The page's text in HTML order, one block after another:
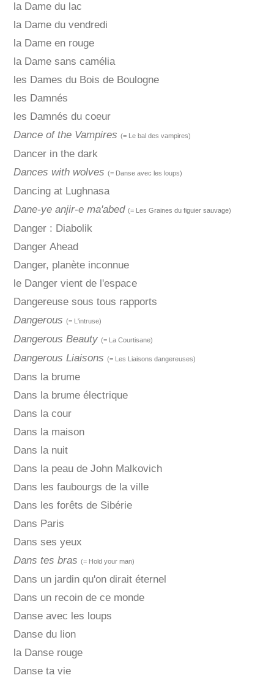
la Dame du lac
la Dame du vendredi
la Dame en rouge
la Dame sans camélia
les Dames du Bois de Boulogne
les Damnés
les Damnés du coeur
Dance of the Vampires (= Le bal des vampires)
Dancer in the dark
Dances with wolves (= Danse avec les loups)
Dancing at Lughnasa
Dane-ye anjir-e ma'abed (= Les Graines du figuier sauvage)
Danger : Diabolik
Danger Ahead
Danger, planète inconnue
le Danger vient de l'espace
Dangereuse sous tous rapports
Dangerous (= L'intruse)
Dangerous Beauty (= La Courtisane)
Dangerous Liaisons (= Les Liaisons dangereuses)
Dans la brume
Dans la brume électrique
Dans la cour
Dans la maison
Dans la nuit
Dans la peau de John Malkovich
Dans les faubourgs de la ville
Dans les forêts de Sibérie
Dans Paris
Dans ses yeux
Dans tes bras (= Hold your man)
Dans un jardin qu'on dirait éternel
Dans un recoin de ce monde
Danse avec les loups
Danse du lion
la Danse rouge
Danse ta vie